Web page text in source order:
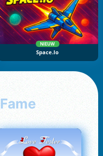
NIEUW
Space.io
Fame